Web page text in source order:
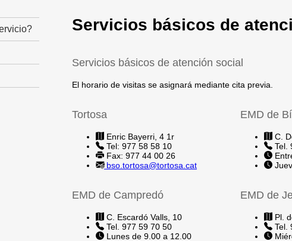
Servicios básicos de
Servicios básicos de atención social
El horario de visitas se asignará mediante cita previa.
Tortosa
Enric Bayerri, 4 1r
Tel: 977 58 58 10
Fax: 977 44 00 26
bso.tortosa@tortosa.cat
EMD de
C.
Tel.
EMD de Campredó
C. Escardó Valls, 10
Tel. 977 59 70 50
Lunes de 9.00 a 12.00
EMD de
Pl.
Tel.